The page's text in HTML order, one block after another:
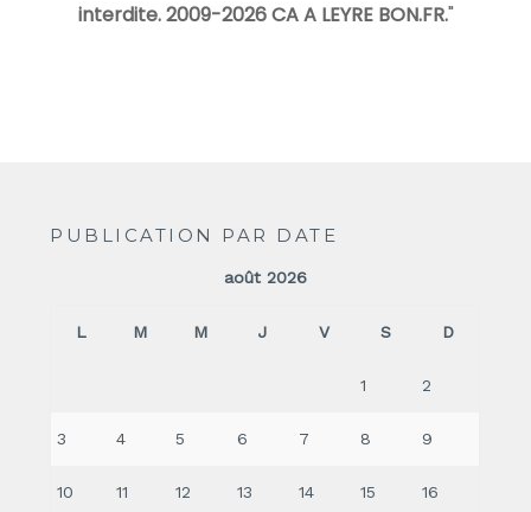
interdite. 2009-2026 CA A LEYRE BON.FR."
PUBLICATION PAR DATE
août 2026
L M M J V S D
1 2
3 4 5 6 7 8 9
10 11 12 13 14 15 16